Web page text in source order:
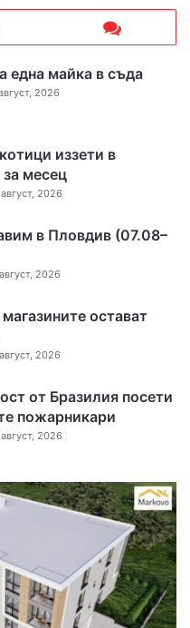
една майка в съда
2026
иззети в
месец
2026
в Пловдив (07.08–
2026
остават
2026
от Бразилия посети
пожарникари
2026